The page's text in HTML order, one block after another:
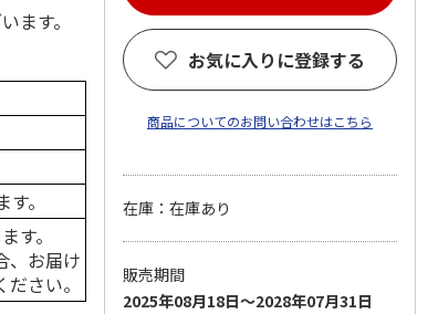
ます。
。
す。
、お届け
さい。
お気に入りに登録する
商品についてのお問い合わせはこちら
在庫：在庫あり
販売期間
2025年08月18日～2028年07月31日